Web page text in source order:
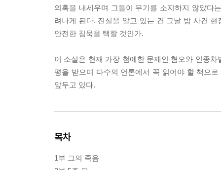
의혹을 내세우며 그들이 무기를 소지하지 않았다
려나게 된다. 진실을 알고 있는 건 그날 밤 사건
안전한 침묵을 택할 것인가.
이 소설은 현재 가장 첨예한 문제인 혐오와 인종
평을 받으며 다수의 언론에서 꼭 읽어야 할 책으
앞두고 있다.
목차
1부 그의 죽음